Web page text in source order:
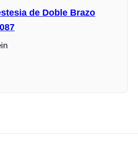
de Doble Brazo